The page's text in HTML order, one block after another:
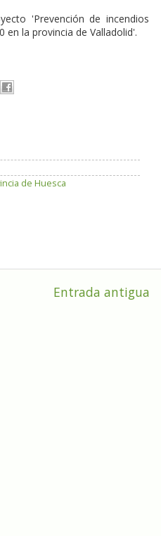
'Prevención de incendios
la provincia de Valladolid'.
de Huesca
Entrada antigua